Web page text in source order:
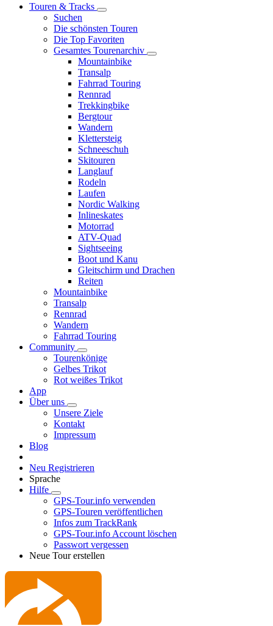
Touren & Tracks
Suchen
Die schönsten Touren
Die Top Favoriten
Gesamtes Tourenarchiv
Mountainbike
Transalp
Fahrrad Touring
Rennrad
Trekkingbike
Bergtour
Wandern
Klettersteig
Schneeschuh
Skitouren
Langlauf
Rodeln
Laufen
Nordic Walking
Inlineskates
Motorrad
ATV-Quad
Sightseeing
Boot und Kanu
Gleitschirm und Drachen
Reiten
Mountainbike
Transalp
Rennrad
Wandern
Fahrrad Touring
Community
Tourenkönige
Gelbes Trikot
Rot weißes Trikot
App
Über uns
Unsere Ziele
Kontakt
Impressum
Blog
Neu Registrieren
Sprache
Hilfe
GPS-Tour.info verwenden
GPS-Touren veröffentlichen
Infos zum TrackRank
GPS-Tour.info Account löschen
Passwort vergessen
Neue Tour erstellen